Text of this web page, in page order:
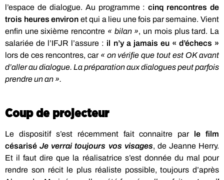
l’espace de dialogue. Au programme :cinq rencontres de
trois heures environ et qui a lieu une fois par semaine. Vient
enfin une sixième rencontre « bilan », un mois plus tard. La
salariée de l’IFJR l’assure : il n’y a jamais eu « d’échecs »
lors de ces rencontres, car « on vérifie que tout est OK avant
d’aller au dialogue. La préparation aux dialogues peut parfois
prendre un an ».
Coup de projecteur
Le dispositif s’est récemment fait connaitre par le film
césariséJe verrai toujours vos visages, de Jeanne Herry.
Et il faut dire que la réalisatrice s’est donnée du mal pour
rendre son récit le plus réaliste possible, toujours d’après